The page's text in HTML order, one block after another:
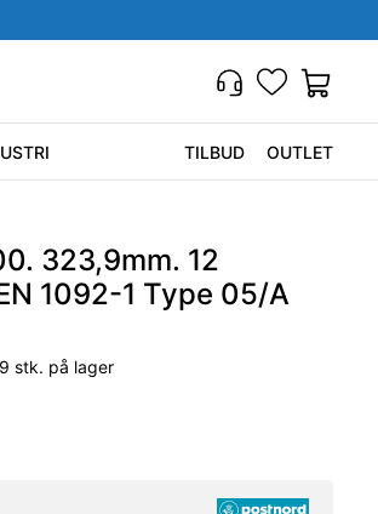
TILBUD OUTLET
323,9mm. 12
1092-1 Type 05/A
stk. på lager